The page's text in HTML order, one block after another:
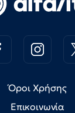
Όροι Χρήσης
Επικοινωνία